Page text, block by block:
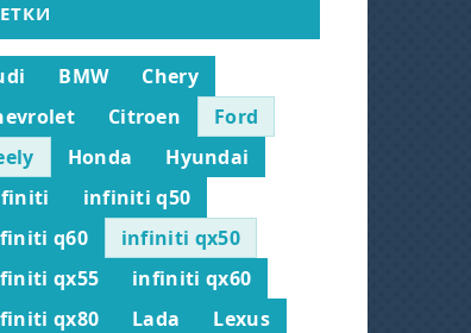
BMW
Chery
Citroen
Ford
Honda
Hyundai
infiniti q50
q60
infiniti qx50
qx55
infiniti qx60
qx80
Lada
Lexus